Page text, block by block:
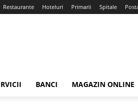
Restaurante Hoteluri Primarii Spitale
BANCI MAGAZIN ONLINE